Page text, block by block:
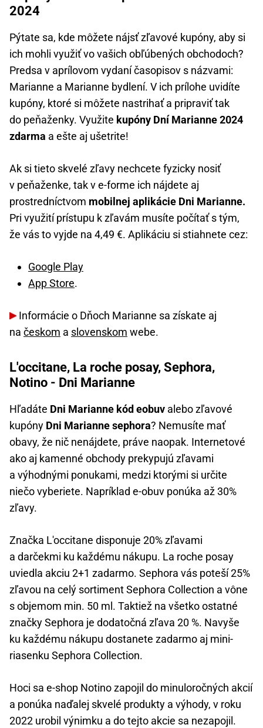
2024
Pýtate sa, kde môžete nájsť zľavové kupóny, aby si
ich mohli využiť vo vašich obľúbených obchodoch?
Predsa v aprílovom vydaní časopisov s názvami:
Marianne a Marianne bydlení. V ich prílohe uvidíte
kupóny, ktoré si môžete nastrihať a pripraviť tak
do peňaženky. Využite kupóny Dní Marianne 2024
zdarma a ešte aj ušetrite!
Ak si tieto skvelé zľavy nechcete fyzicky nosiť
v peňaženke, tak v e-forme ich nájdete aj
prostredníctvom mobilnej aplikácie Dni Marianne.
Pri využití prístupu k zľavám musíte počítať s tým,
že vás to vyjde na 4,49 €. Aplikáciu si stiahnete cez:
Google Play
App Store.
Informácie o Dňoch Marianne sa získate aj
na českom a slovenskom webe.
L'occitane, La roche posay, Sephora,
Notino - Dni Marianne
Hľadáte Dni Marianne kód eobuv alebo zľavové
kupóny Dni Marianne sephora? Nemusíte mať
obavy, že nič nenájdete, práve naopak. Internetové
ako aj kamenné obchody prekypujú zľavami
a výhodnými ponukami, medzi ktorými si určite
niečo vyberiete. Napríklad e-obuv ponúka až 30%
zľavy.
Značka L'occitane disponuje 20% zľavami
a darčekmi ku každému nákupu. La roche posay
uviedla akciu 2+1 zadarmo. Sephora vás poteší 25%
zľavou na celý sortiment Sephora Collection a vône
s objemom min. 50 ml. Taktiež na všetko ostatné
značky Sephora je dodatočná zľava 20 %. Navyše
ku každému nákupu dostanete zadarmo aj mini-
riasenku Sephora Collection.
Hoci sa e-shop Notino zapojil do minuloročných akcií
a ponúka naďalej skvelé produkty a výhody, v roku
2022 urobil výnimku a do tejto akcie sa nezapojil.